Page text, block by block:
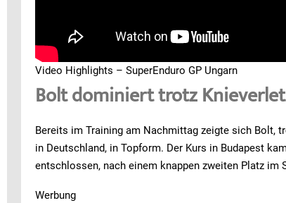
Video Highlights – SuperEnduro GP Ungarn
Bolt dominiert trotz
Bereits im Training am Nachmittag zeigte sich Bolt,
in Deutschland, in Topform. Der Kurs in Budapest
entschlossen, nach einem knappen zweiten Platz im
Werbung